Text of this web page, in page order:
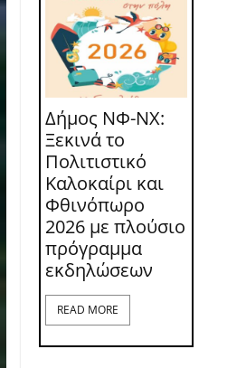
Δήμος ΝΦ-ΝΧ:
Ξεκινά το
Πολιτιστικό
Καλοκαίρι και
Φθινόπωρο
2026 με πλούσιο
πρόγραμμα
εκδηλώσεων
READ MORE